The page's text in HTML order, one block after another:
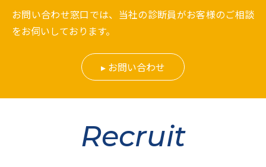
お問い合わせ窓口では、当社の診断員がお客様のご相談
をお伺いしております。
お問い合わせ
Recruit